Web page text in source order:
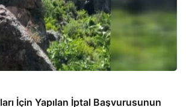
İçin Yapılan İptal Başvurusunun